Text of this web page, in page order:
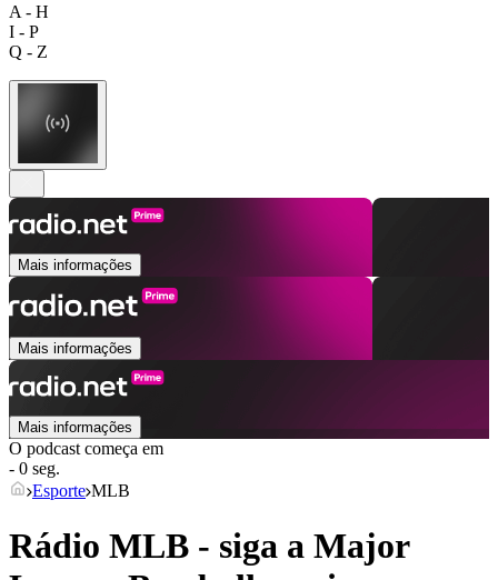
A - H
I - P
Q - Z
Mais informações
Mais informações
Mais informações
O podcast começa em
- 0 seg.
Esporte MLB
Rádio MLB - siga a Major